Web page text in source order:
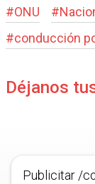
#ONU #
#conducción
Déjanos
Publicitar /